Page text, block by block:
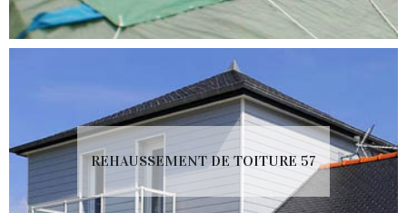
REHAUSSEMENT DE TOITURE 57